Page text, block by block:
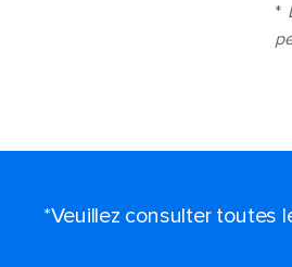
*
*Veuillez consulter toutes